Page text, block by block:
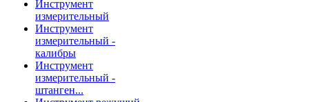
Инструмент
измерительный
Инструмент
измерительный -
калибры
Инструмент
измерительный -
штанген...